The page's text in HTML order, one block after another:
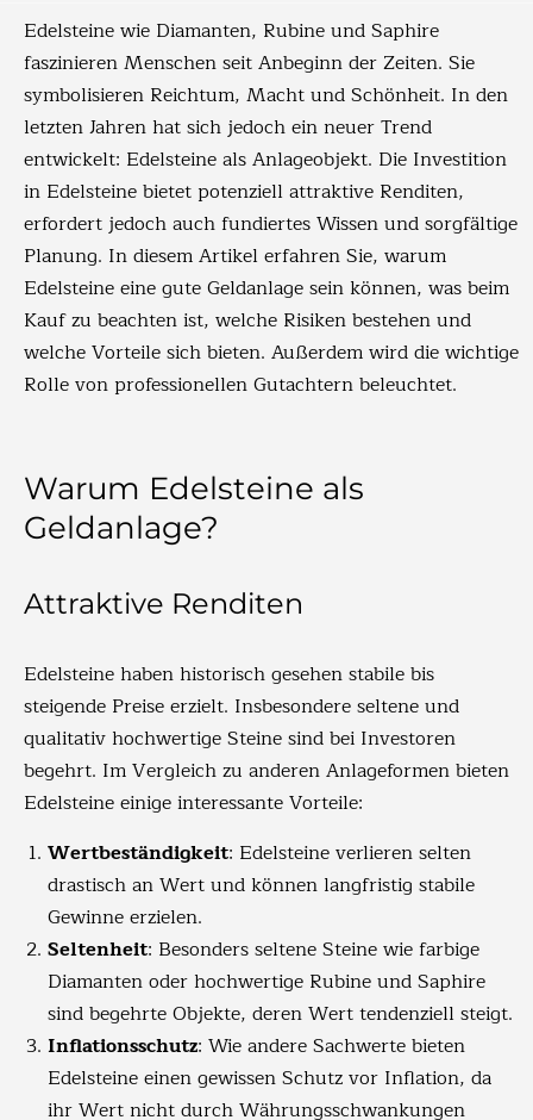
Edelsteine wie Diamanten, Rubine und Saphire
faszinieren Menschen seit Anbeginn der Zeiten. Sie
symbolisieren Reichtum, Macht und Schönheit. In den
letzten Jahren hat sich jedoch ein neuer Trend
entwickelt: Edelsteine als Anlageobjekt. Die Investition
in Edelsteine bietet potenziell attraktive Renditen,
erfordert jedoch auch fundiertes Wissen und sorgfältige
Planung. In diesem Artikel erfahren Sie, warum
Edelsteine eine gute Geldanlage sein können, was beim
Kauf zu beachten ist, welche Risiken bestehen und
welche Vorteile sich bieten. Außerdem wird die wichtige
Rolle von professionellen Gutachtern beleuchtet.
Warum Edelsteine als
Geldanlage?
Attraktive Renditen
Edelsteine haben historisch gesehen stabile bis
steigende Preise erzielt. Insbesondere seltene und
qualitativ hochwertige Steine sind bei Investoren
begehrt. Im Vergleich zu anderen Anlageformen bieten
Edelsteine einige interessante Vorteile:
Wertbeständigkeit: Edelsteine verlieren selten
drastisch an Wert und können langfristig stabile
Gewinne erzielen.
Seltenheit: Besonders seltene Steine wie farbige
Diamanten oder hochwertige Rubine und Saphire
sind begehrte Objekte, deren Wert tendenziell steigt.
Inflationsschutz: Wie andere Sachwerte bieten
Edelsteine einen gewissen Schutz vor Inflation, da
ihr Wert nicht durch Währungsschwankungen